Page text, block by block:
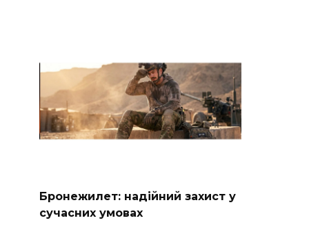
Бронежилет: надійний захист у
сучасних умовах